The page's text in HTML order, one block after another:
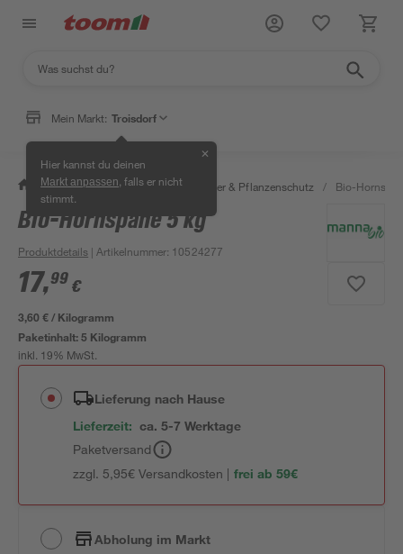
Mein Markt: Troisdorf
Hier kannst du deinen
Markt anpassen , falls er nicht
stimmt.
✕
/ Garten & Freizeit / Erden, Dünger & Pflanzenschutz / Bio-
Bio-Hornspäne 5 kg
Produktdetails | Artikelnummer: 10524277
17,99 €
3,60 € / Kilogramm
Paketinhalt:5 Kilogramm
inkl. 19% MwSt.
Lieferung nach Hause
Lieferzeit: ca. 5-7 Werktage
Paketversand
zzgl. 5,95€ Versandkosten | frei ab 59€
Abholung im Markt